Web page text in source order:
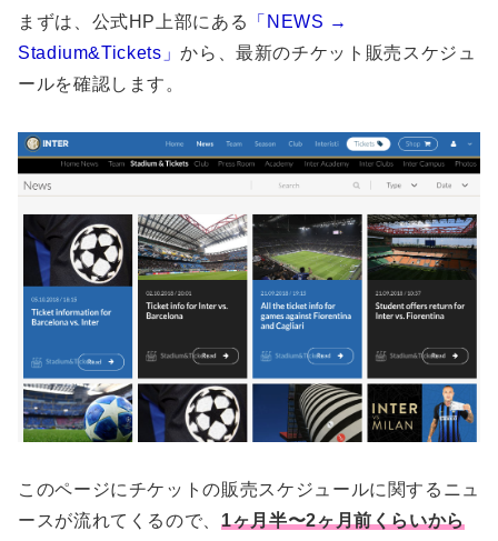
まずは、公式HP上部にある
「NEWS →
Stadium&Tickets」から、最新のチケット販売スケジュ
ールを確認します。
このページにチケットの販売スケジュールに関するニュ
ースが流れてくるので、1ヶ月半〜2ヶ月前くらいから